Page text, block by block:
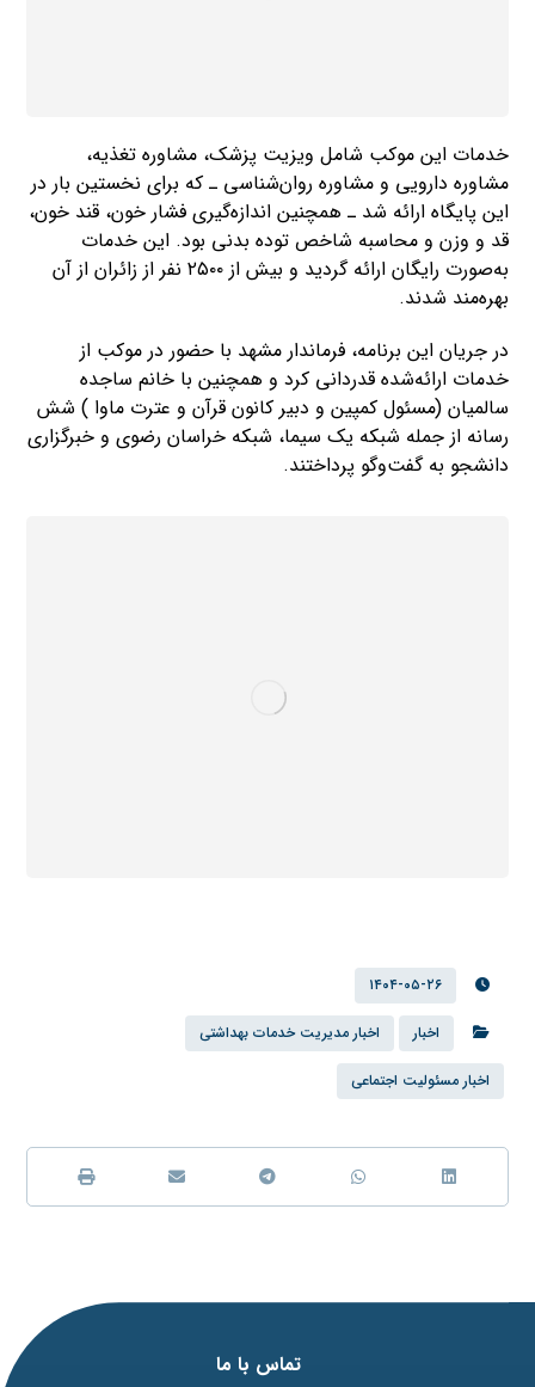
خدمات این موکب شامل ویزیت پزشک، مشاوره تغذیه،
مشاوره دارویی و مشاوره روان‌شناسی ـ که برای نخستین بار در
این پایگاه ارائه شد ـ همچنین اندازه‌گیری فشار خون، قند خون،
قد و وزن و محاسبه شاخص توده بدنی بود. این خدمات
به‌صورت رایگان ارائه گردید و بیش از ۲۵۰۰ نفر از زائران از آن
بهره‌مند شدند.
در جریان این برنامه، فرماندار مشهد با حضور در موکب از
خدمات ارائه‌شده قدردانی کرد و همچنین با خانم ساجده
سالمیان (مسئول کمپین و دبیر کانون قرآن و عترت ماوا ) شش
رسانه از جمله شبکه یک سیما، شبکه خراسان رضوی و خبرگزاری
دانشجو به گفت‌وگو پرداختند.
۱۴۰۴-۰۵-۲۶
اخبار اخبار مدیریت خدمات بهداشتی
اخبار مسئولیت اجتماعی
تماس با ما